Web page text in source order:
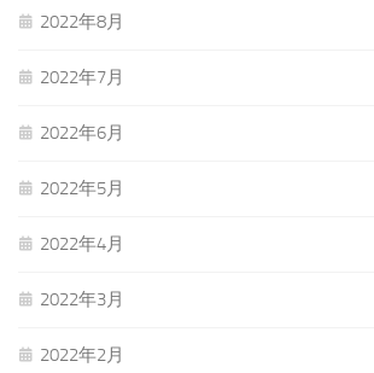
2022年8月
2022年7月
2022年6月
2022年5月
2022年4月
2022年3月
2022年2月